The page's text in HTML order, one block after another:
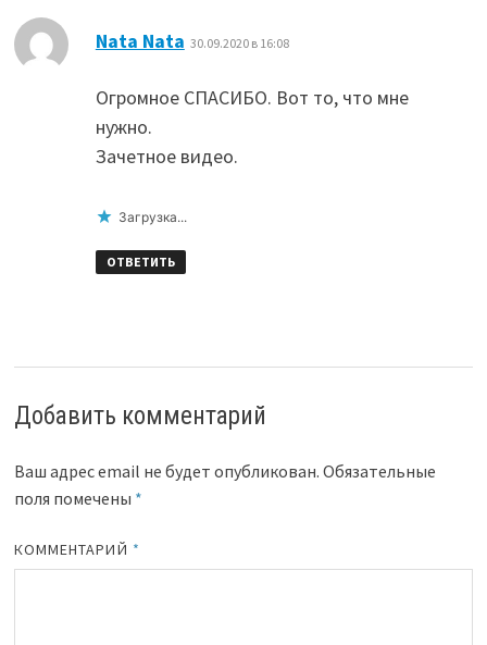
Nata Nata 30.09.2020 в 16:08
Огромное СПАСИБО. Вот то, что мне
нужно.
Зачетное видео.
Загрузка...
ОТВЕТИТЬ
Добавить комментарий
Ваш адрес email не будет опубликован. Обязательные
поля помечены *
КОММЕНТАРИЙ *